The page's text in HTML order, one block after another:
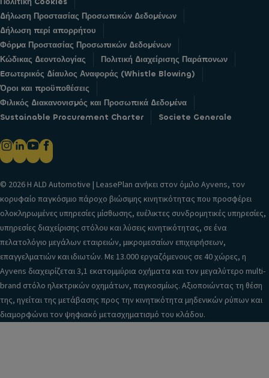
Δήλωση Προστασίας Προσωπικών Δεδομένων
Δήλωση περί απορρήτου
Φόρμα Προστασίας Προσωπικών Δεδομένων
Κώδικας Δεοντολογίας
Πολιτική Διαχείρισης Παράπονων
Eσωτερικός Δίαυλος Αναφοράς (Whistle Blowing)
Όροι και προϋποθέσεις
Φιλικός Διακανονισμός και Προσωπικά Δεδομένα
Sustainable Procurement Charter
Societe Generale
© 2026 H ALD Automotive | LeasePlan ανήκει στον όμιλο Ayvens, τον
κορυφαίο παγκόσμιο πάροχο βιώσιμης κινητικότητας που προσφέρει
ολοκληρωμένες υπηρεσίες μίσθωσης, ευέλικτες συνδρομητικές υπηρεσίες,
υπηρεσίες διαχείρισης στόλου και λύσεις κινητικότητας, σε ένα
πελατολόγιο μεγάλων εταιρειών, μικρομεσαίων επιχειρήσεων,
επαγγελματιών και ιδιωτών. Με 13.000 εργαζόμενους σε 40 χώρες, η
Ayvens διαχειρίζεται 3,1 εκατομμύρια οχήματα και τον μεγαλύτερο multi-
brand στόλο ηλεκτρικών οχημάτων, παγκοσμίως. Αξιοποιώντας τη θέση
της, ηγείται της μετάβασης προς την κινητικότητα μηδενικών ρύπων και
διαμορφώνει τον ψηφιακό μετασχηματισμό του κλάδου.